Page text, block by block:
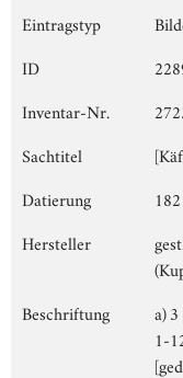
Eintragstyp
ID
Inventar-Nr.
Sachtitel
Datierung
Hersteller
Beschriftung
a)
1-